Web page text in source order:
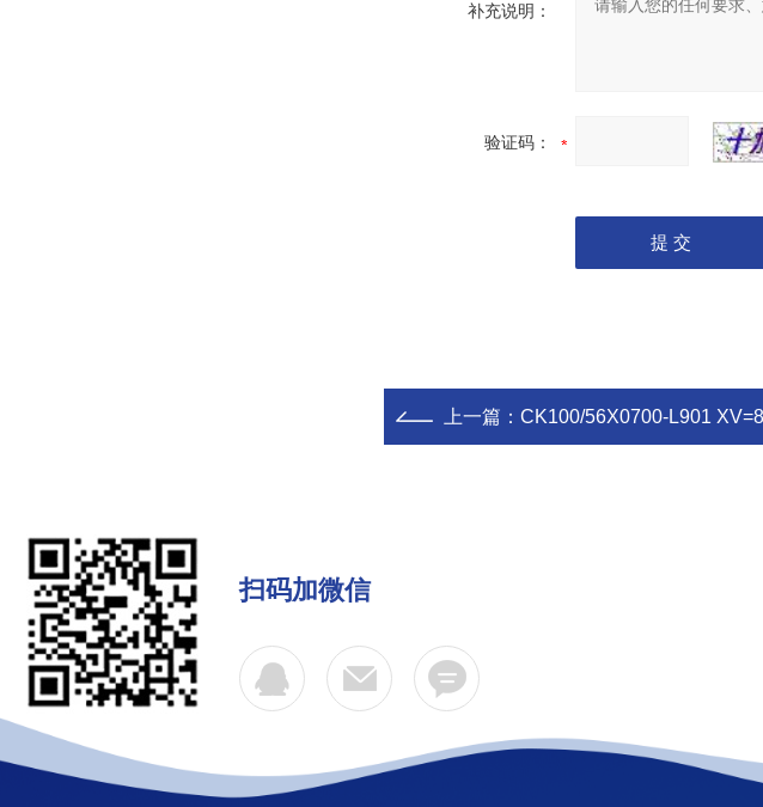
补充说明：
验证码：
上一篇： CK100/56X0700-L901
扫码加微信